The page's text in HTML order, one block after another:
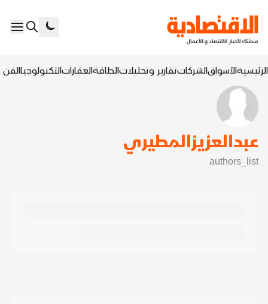
الرئيسيةالأسواقالشركاتتقارير وتحليلاتالطاقةالعقاراتالتكنولوجياالفن
عبدالعزيزالمطيري
authors_list